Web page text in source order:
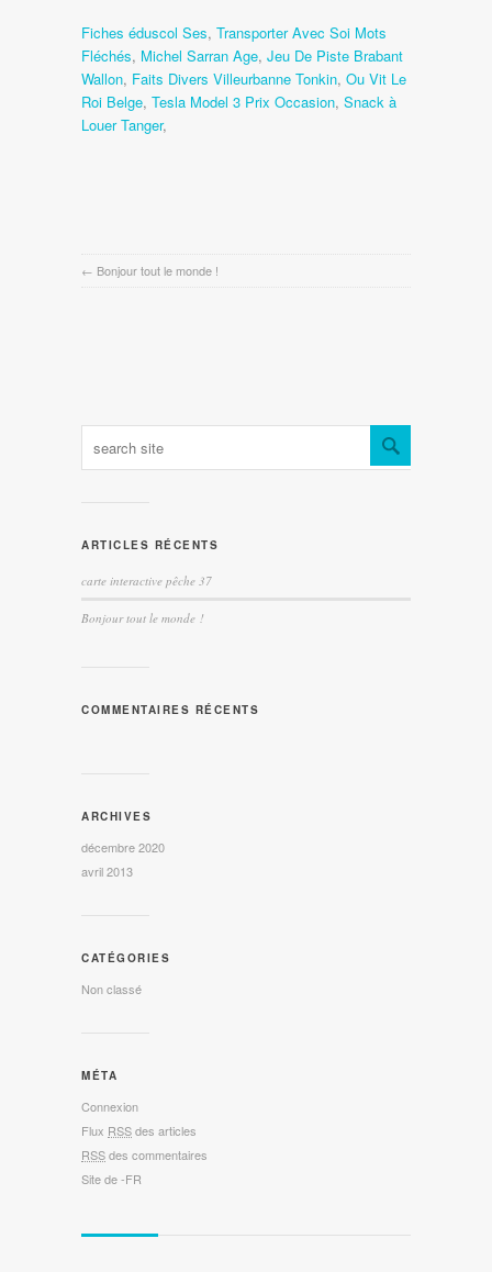
Fiches éduscol Ses, Transporter Avec Soi Mots
Fléchés, Michel Sarran Age, Jeu De Piste Brabant
Wallon, Faits Divers Villeurbanne Tonkin, Ou Vit Le
Roi Belge, Tesla Model 3 Prix Occasion, Snack à
Louer Tanger,
← Bonjour tout le monde !
ARTICLES RÉCENTS
carte interactive pêche 37
Bonjour tout le monde !
COMMENTAIRES RÉCENTS
ARCHIVES
décembre 2020
avril 2013
CATÉGORIES
Non classé
MÉTA
Connexion
Flux RSSdes articles
RSSdes commentaires
Site de -FR